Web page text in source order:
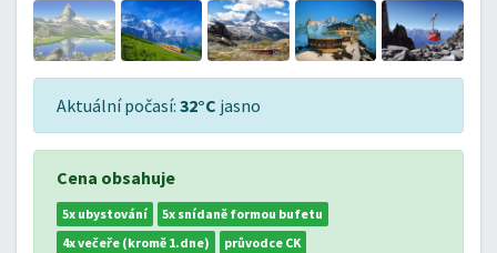
Aktuální počasí: 32°C jasno
Cena obsahuje
5x ubystování
5x snídaně formou bufetu
4x večeře (kromě 1.dne)
průvodce CK